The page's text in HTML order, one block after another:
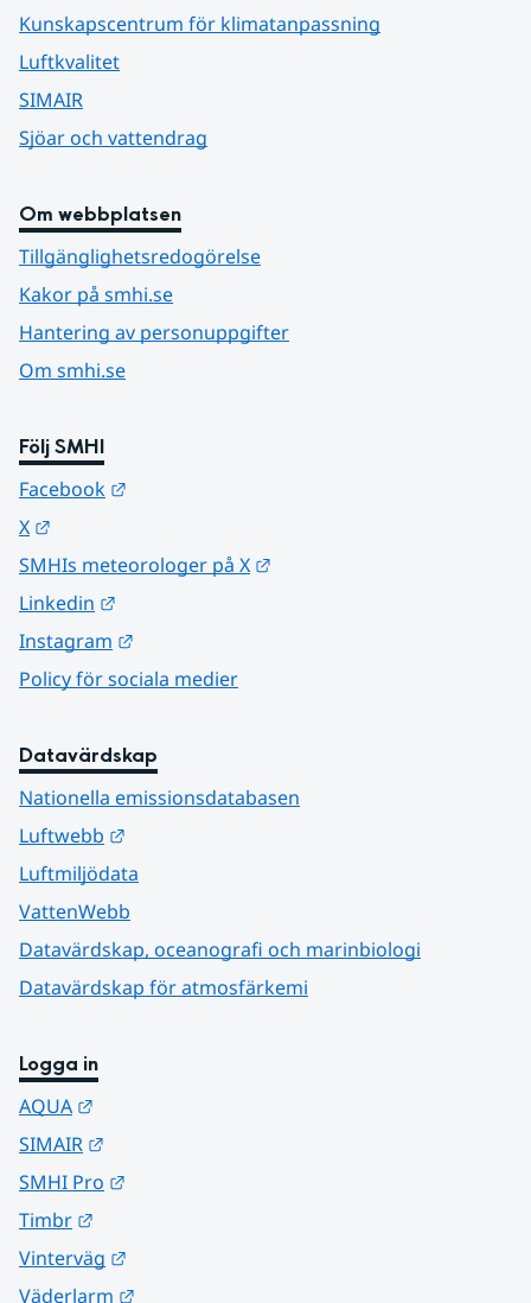
Kunskapscentrum för klimatanpassning
Luftkvalitet
SIMAIR
Sjöar och vattendrag
Om webbplatsen
Tillgänglighetsredogörelse
Kakor på smhi.se
Hantering av personuppgifter
Om smhi.se
Följ SMHI
Facebook
X
SMHIs meteorologer på X
Linkedin
Instagram
Policy för sociala medier
Datavärdskap
Nationella emissionsdatabasen
Luftwebb
Luftmiljödata
VattenWebb
Datavärdskap, oceanografi och marinbiologi
Datavärdskap för atmosfärkemi
Logga in
AQUA
SIMAIR
SMHI Pro
Timbr
Vinterväg
Väderlarm